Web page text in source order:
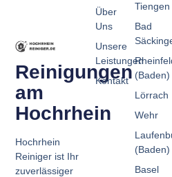
Reinigungen
am
Hochrhein
Hochrhein
Reiniger ist Ihr
zuverlässiger
Tiengen
Bad
(Baden)
Lörrach
Wehr
(Baden)
Basel
Über
Uns
Unsere
Leistungen
Kontakt